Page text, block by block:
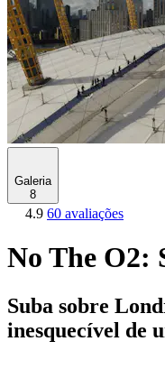
Galeria
8
4.9 60 avaliações
No The O2:
Suba sobre
inesquecível de